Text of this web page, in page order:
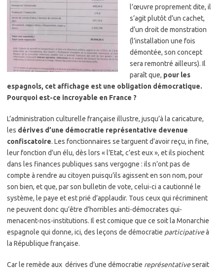
l’œuvre proprement dite, il
s’agit plutôt d’un cachet,
d’un droit de monstration
(l’installation une fois
démontée, son concept
sera remontré ailleurs). Il
paraît que, pour les
espagnols, cet affichage est une obligation démocratique.
Pourquoi est-ce incroyable en France ?
L’administration culturelle française illustre, jusqu’à la caricature,
les dérives d’une démocratie représentative devenue
confiscatoire. Les fonctionnaires se targuent d’avoir reçu, in fine,
leur fonction d’un élu, dès lors « l’Etat, c’est eux », et ils piochent
dans les finances publiques sans vergogne : ils n’ont pas de
compte à rendre au citoyen puisqu’ils agissent en son nom, pour
son bien, et que, par son bulletin de vote, celui-ci a cautionné le
système, le paye et est prié d’applaudir. Tous ceux qui récriminent
ne peuvent donc qu’être d’horribles anti-démocrates qui-
menacent-nos-institutions. Il est comique que ce soit la Monarchie
espagnole qui donne, ici, des leçons de démocratie participativeà
la République française.
Car le remède aux dérives d’une démocratie représentativeserait